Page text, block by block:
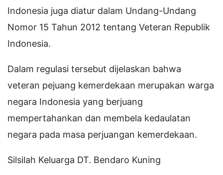
Indonesia juga diatur dalam Undang-Undang
Nomor 15 Tahun 2012 tentang Veteran Republik
Indonesia.
Dalam regulasi tersebut dijelaskan bahwa
veteran pejuang kemerdekaan merupakan warga
negara Indonesia yang berjuang
mempertahankan dan membela kedaulatan
negara pada masa perjuangan kemerdekaan.
Silsilah Keluarga DT. Bendaro Kuning